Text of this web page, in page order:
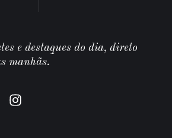
e destaques do dia, direto
manhãs.